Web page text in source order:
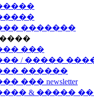
�������
���
/ �����
������
��� newsletter
& �����